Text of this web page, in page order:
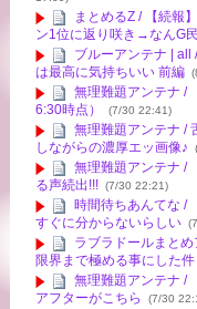
まとめるZ / 【続報
ン1位に返り咲き→なんG
ブルーアンテナ | all
は最高に気持ちいい 前編
無理難題アンテナ /
6:30時点）
(7/30 22:41)
無理難題アンテナ /
しながらの濃厚エッ画像♪
無理難題アンテナ /
る声続出!!! (7/30 22:21)
時間待ちあんてな /
すぐに分からないらしい
ラブラドールまと
限界まで極める事にした件
無理難題アンテナ /
アフターがこちら
(7/30